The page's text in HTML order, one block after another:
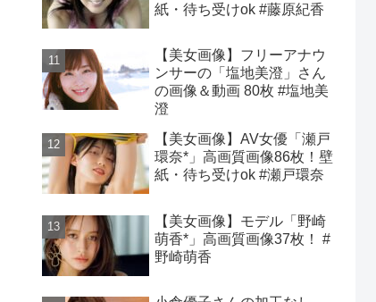
紙・待ち受けok #藤原紀香
【美女画像】フリーアナウ
ンサーの「塩地美澄」さん
の画像＆動画 80枚 #塩地美
澄
【美女画像】AV女優「瀬戸
環奈*」高画質画像86枚！壁
紙・待ち受けok #瀬戸環奈
【美女画像】モデル「野崎
萌香*」高画質画像37枚！ #
野崎萌香